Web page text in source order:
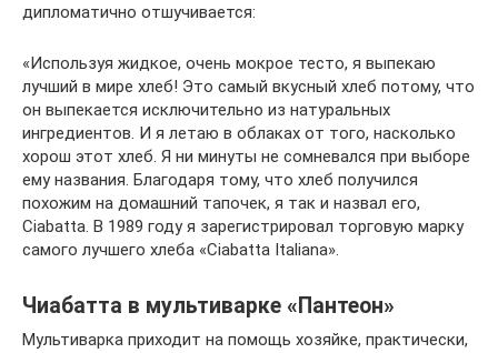
дипломатично отшучивается:
«Используя жидкое, очень мокрое тесто, я выпекаю
лучший в мире хлеб! Это самый вкусный хлеб потому, что
он выпекается исключительно из натуральных
ингредиентов. И я летаю в облаках от того, насколько
хорош этот хлеб. Я ни минуты не сомневался при выборе
ему названия. Благодаря тому, что хлеб получился
похожим на домашний тапочек, я так и назвал его,
Ciabatta. В 1989 году я зарегистрировал торговую марку
самого лучшего хлеба «Ciabatta Italiana».
Чиабатта в мультиварке «Пантеон»
Мультиварка приходит на помощь хозяйке, практически,